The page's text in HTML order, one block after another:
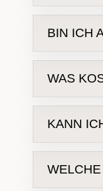
Eine
BIN ICH
WAS
KANN